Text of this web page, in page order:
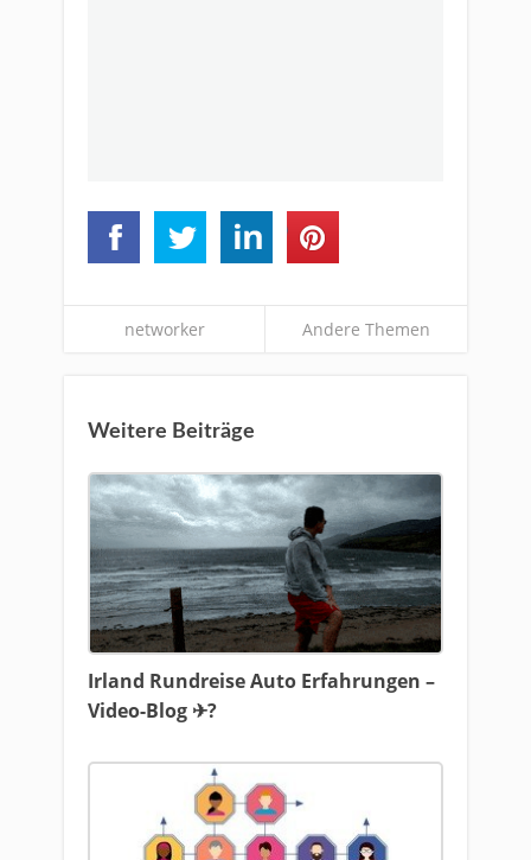
networker Andere Themen
Weitere Beiträge
Irland Rundreise Auto Erfahrungen –
Video-Blog ✈?